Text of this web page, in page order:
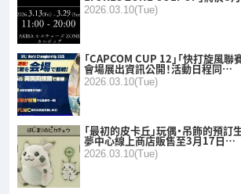
2026.03.10(Tue)
「CAPCOM CUP 12」「快打旋風聯
會場展出資訊公開！活動日程同…
2026.03.10(Tue)
「最初的皮卡丘」玩偶・吊飾的預訂
夢中心線上商店販售至3月17日…
2026.03.10(Tue)